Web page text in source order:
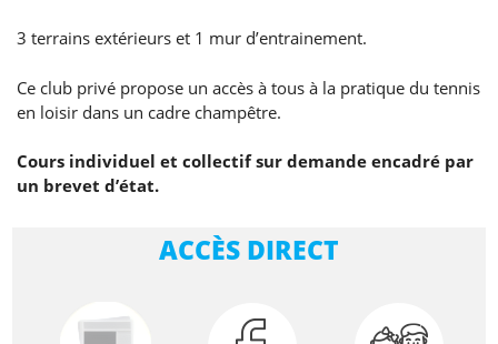
3 terrains extérieurs et 1 mur d’entrainement.
Ce club privé propose un accès à tous à la pratique du tennis
en loisir dans un cadre champêtre.
Cours individuel et collectif sur demande encadré par
un brevet d’état.
ACCÈS DIRECT